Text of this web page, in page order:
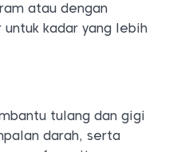
atau dengan
kadar yang lebih
tulang dan gigi
darah, serta